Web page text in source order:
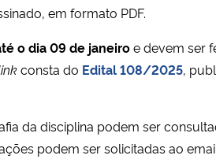
em formato PDF.
o dia 09 de janeiroe devem ser
consta do Edital 108/2025,
da disciplina podem ser
podem ser solicitadas ao